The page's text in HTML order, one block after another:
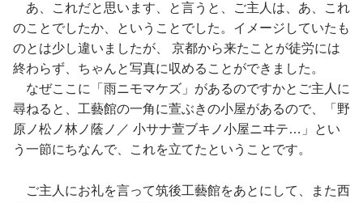
あ、これだと思います、と言うと、ご主人は、あ、これ
のことでしたか、ということでした。イメージしていたも
のとは少し違いましたが、 京都から来たことが徒労には
終わらず、ちゃんと写真に収めることができました。
なぜここに「雨ニモマケズ」があるのですかとご主人に
尋ねると、工藝館の一角に萱ぶきの小屋があるので、「野
原ノ松ノ林ノ蔭ノ／ 小サナ萱ブキノ小屋ニヰテ…」とい
う一節にちなんで、これを立てたということです。
ご主人にお礼を言って筑後工藝館をあとにして、また西